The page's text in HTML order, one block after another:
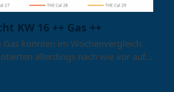
KW 16 ++ Gas ++
Gas konnten im Wochenvergleich
allerdings nach wie vor auf…